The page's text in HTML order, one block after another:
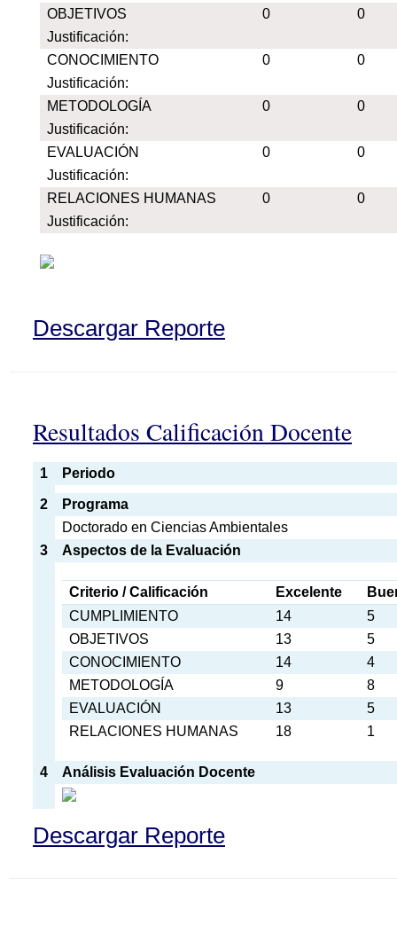
OBJETIVOS 0
0
Justificación:
CONOCIMIENTO
0
0
Justificación:
METODOLOGÍA
0
0
Justificación:
EVALUACIÓN
0
0
Justificación:
RELACIONES HUMANAS
0
0
Justificación:
Descargar Reporte
Resultados Calificación Docente
1 Periodo
2
Programa
Doctorado en Ciencias Ambientales
3
Aspectos de la Evaluación
Criterio / Calificación Excelente
CUMPLIMIENTO
14
5
OBJETIVOS
13
5
CONOCIMIENTO
14
4
METODOLOGÍA
9
8
EVALUACIÓN
13
5
RELACIONES HUMANAS
18 1
4 Análisis Evaluación Docente
Descargar Reporte